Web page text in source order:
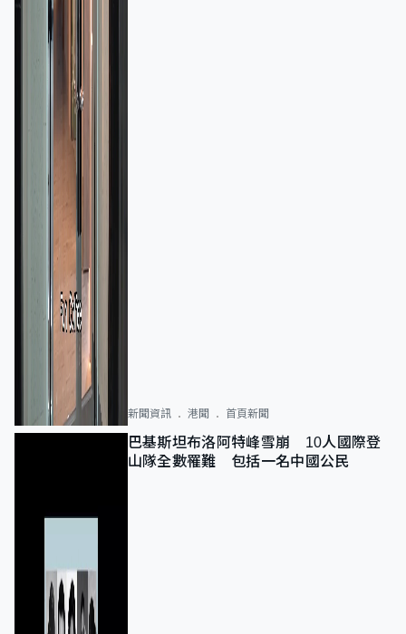
新聞資訊 港聞 首頁新聞
巴基斯坦布洛阿特峰雪崩 10人國際登
山隊全數罹難 包括一名中國公民